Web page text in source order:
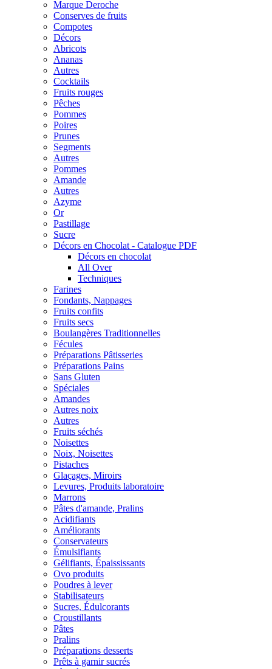
Marque Deroche
Conserves de fruits
Compotes
Décors
Abricots
Ananas
Autres
Cocktails
Fruits rouges
Pêches
Pommes
Poires
Prunes
Segments
Autres
Pommes
Amande
Autres
Azyme
Or
Pastillage
Sucre
Décors en Chocolat - Catalogue PDF
Décors en chocolat
All Over
Techniques
Farines
Fondants, Nappages
Fruits confits
Fruits secs
Boulangères Traditionnelles
Fécules
Préparations Pâtisseries
Préparations Pains
Sans Gluten
Spéciales
Amandes
Autres noix
Autres
Fruits séchés
Noisettes
Noix, Noisettes
Pistaches
Glaçages, Miroirs
Levures, Produits laboratoire
Marrons
Pâtes d'amande, Pralins
Acidifiants
Améliorants
Conservateurs
Émulsifiants
Gélifiants, Épaississants
Ovo produits
Poudres à lever
Stabilisateurs
Sucres, Édulcorants
Croustillants
Pâtes
Pralins
Préparations desserts
Prêts à garnir sucrés